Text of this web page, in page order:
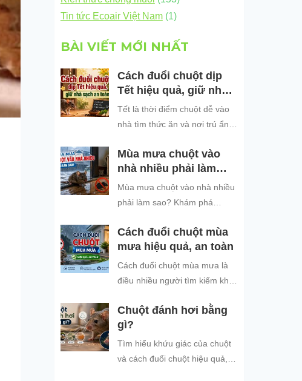
Tin tức Ecoair Việt Nam(1)
BÀI VIẾT MỚI NHẤT
Cách đuổi chuột dịp
Tết hiệu quả, giữ nhà
sạch an toàn
Tết là thời điểm chuột dễ vào
nhà tìm thức ăn và nơi trú ẩn.
chuột dịp Tết hiệu quả, an toàn
và dễ áp dụng để giữ không
gian sống sạch sẽ, bảo vệ gia
đình và đón năm mới an tâm.
Mùa mưa chuột vào
nhà nhiều phải làm
sao?
Mùa mưa chuột vào nhà nhiều
phải làm sao? Khám phá
ẩn khi trời mưa và các cách
đuổi chuột, ngăn chuột xâm
nhập hiệu quả, an toàn, giúp
bảo vệ không gian sống sạch
Cách đuổi chuột mùa
mưa hiệu quả, an toàn
Cách đuổi chuột mùa mưa là
điều nhiều người tìm kiếm khi
khiến tình trạng chuột vào nhà
trú...
Chuột đánh hơi bằng
gì?
Tìm hiểu khứu giác của chuột
và cách đuổi chuột hiệu quả,